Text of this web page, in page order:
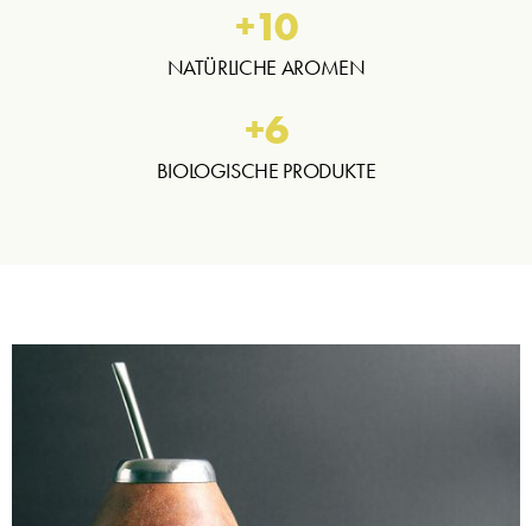
NATÜRLICHE AROMEN
+10
BIOLOGISCHE PRODUKTE
+6